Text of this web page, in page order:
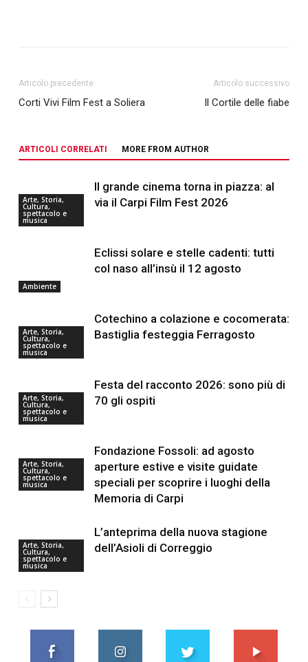
Articolo precedente
Corti Vivi Film Fest a Soliera
Articolo successivo
Il Cortile delle fiabe
ARTICOLI CORRELATI MORE FROM AUTHOR
Arte, Storia,
Cultura,
spettacolo e
musica
Il grande cinema torna in piazza: al
via il Carpi Film Fest 2026
Ambiente
Eclissi solare e stelle cadenti: tutti
col naso all’insù il 12 agosto
Arte, Storia,
Cultura,
spettacolo e
musica
Cotechino a colazione e cocomerata:
Bastiglia festeggia Ferragosto
Arte, Storia,
Cultura,
spettacolo e
musica
Festa del racconto 2026: sono più di
70 gli ospiti
Arte, Storia,
Cultura,
spettacolo e
musica
Fondazione Fossoli: ad agosto
aperture estive e visite guidate
speciali per scoprire i luoghi della
Memoria di Carpi
Arte, Storia,
Cultura,
spettacolo e
musica
L’anteprima della nuova stagione
dell’Asioli di Correggio